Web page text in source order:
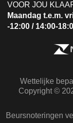
VOOR JOU
Maandag t.e.m.
-12:00 / 14:00-
Wettelijke
Copyright ©
Beursnoteringen